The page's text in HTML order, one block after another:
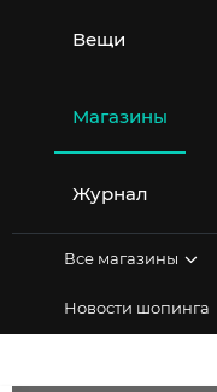
содержимому
Вещи
Магазины
Журнал
Все магазины
Новости шопинга